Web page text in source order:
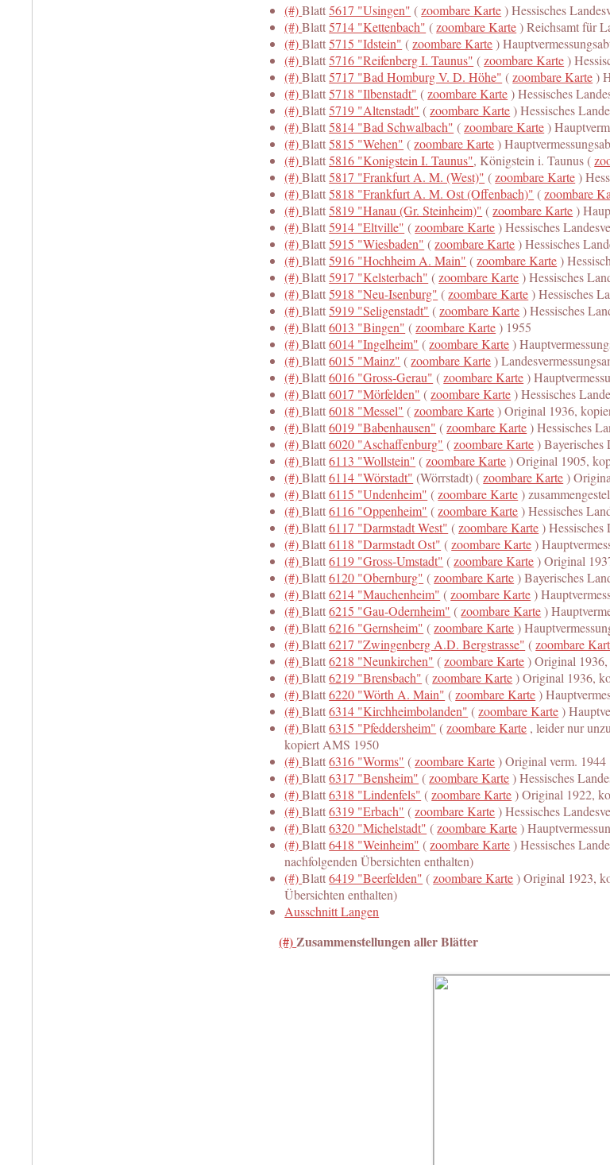
(#)Blatt5617 "Usingen" (zoombare Karte) Hessisches
(#)Blatt5714 "Kettenbach" (zoombare Karte) Reichsamt für
(#)Blatt5715 "Idstein" (zoombare Karte)
(#)Blatt5716 "Reifenberg I. Taunus" (zoombare Karte)
(#)Blatt5717 "Bad Homburg V. D. Höhe" (zoombare Karte)
(#)Blatt5718 "Ilbenstadt" (zoombare Karte) Hessisches
(#)Blatt5719 "Altenstadt" (zoombare Karte) Hessisches
(#)Blatt5814 "Bad Schwalbach" (zoombare Karte)
(#)Blatt5815 "Wehen" (zoombare Karte)
(#)Blatt5816 "Konigstein I. Taunus", Königstein i. Taunus (
(#)Blatt5817 "Frankfurt A. M. (West)" (zoombare Karte)
(#)Blatt5818 "Frankfurt A. M. Ost (Offenbach)" (zoombare
(#)Blatt5819 "Hanau (Gr. Steinheim)" (zoombare Karte)
(#)Blatt5914 "Eltville" (zoombare Karte) Hessisches
(#)Blatt5915 "Wiesbaden" (zoombare Karte) Hessisches
(#)Blatt5916 "Hochheim A. Main" (zoombare Karte)
(#)Blatt5917 "Kelsterbach" (zoombare Karte) Hessisches
(#)Blatt5918 "Neu-Isenburg" (zoombare Karte) Hessisches
(#)Blatt5919 "Seligenstadt" (zoombare Karte) Hessisches
(#)Blatt6013 "Bingen" (zoombare Karte) 1955
(#)Blatt6014 "Ingelheim" (zoombare Karte)
(#)Blatt6015 "Mainz" (zoombare Karte)
(#)Blatt6016 "Gross-Gerau" (zoombare Karte)
(#)Blatt6017 "Mörfelden" (zoombare Karte) Hessisches
(#)Blatt6018 "Messel" (zoombare Karte) Original 1936,
(#)Blatt6019 "Babenhausen" (zoombare Karte) Hessisches
(#)Blatt6020 "Aschaffenburg" (zoombare Karte) Bayerisches
(#)Blatt6113 "Wollstein" (zoombare Karte) Original 1905,
(#)Blatt6114 "Wörstadt" (Wörrstadt) (zoombare Karte)
(#)Blatt6115 "Undenheim" (zoombare Karte)
(#)Blatt6116 "Oppenheim" (zoombare Karte) Hessisches
(#)Blatt6117 "Darmstadt West" (zoombare Karte)
(#)Blatt6118 "Darmstadt Ost" (zoombare Karte)
(#)Blatt6119 "Gross-Umstadt" (zoombare Karte) Original
(#)Blatt6120 "Obernburg" (zoombare Karte) Bayerisches
(#)Blatt6214 "Mauchenheim" (zoombare Karte)
(#)Blatt6215 "Gau-Odernheim" (zoombare Karte)
(#)Blatt6216 "Gernsheim" (zoombare Karte)
(#)Blatt6217 "Zwingenberg A.D. Bergstrasse" (zoombare
(#)Blatt6218 "Neunkirchen" (zoombare Karte) Original
(#)Blatt6219 "Brensbach" (zoombare Karte) Original 1936,
(#)Blatt6220 "Wörth A. Main" (zoombare Karte)
(#)Blatt6314 "Kirchheimbolanden" (zoombare Karte)
(#)Blatt6315 "Pfeddersheim" (zoombare Karte , leider nur
kopiert AMS 1950
(#)Blatt6316 "Worms" (zoombare Karte) Original verm. 1944
(#)Blatt6317 "Bensheim" (zoombare Karte) Hessisches
(#)Blatt6318 "Lindenfels" (zoombare Karte) Original 1922,
(#)Blatt6319 "Erbach" (zoombare Karte) Hessisches
(#)Blatt6320 "Michelstadt" (zoombare Karte)
(#)Blatt6418 "Weinheim" (zoombare Karte) Hessisches
nachfolgenden Übersichten enthalten)
(#)Blatt6419 "Beerfelden" (zoombare Karte) Original 1923,
Übersichten enthalten)
Ausschnitt Langen
(#)Zusammenstellungen aller Blätter